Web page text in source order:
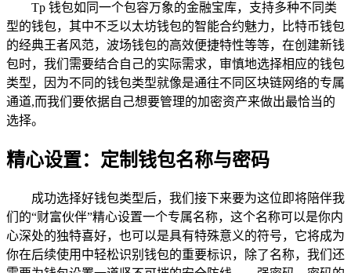
Tp 钱包如同一个包容万象的金融宝库，支持多种不同类
型的钱包，其中不乏以太坊钱包的智能合约魅力，比特币钱包
的经典王者风范，波场钱包的高效便捷特性等等，在创建新钱
包时，我们需要结合自己的实际需求，审慎地选择相应的钱包
类型，因为不同的钱包类型就像是通往不同区块链网络的专属
通道,而我们要依据自己想要管理的加密资产来做出最恰当的
选择。
精心设置：定制钱包名称与密码
成功选择好钱包类型后，我们接下来要为这位即将陪伴我
们的“财富伙伴”精心设置一个专属名称，这个名称可以是你内
心深处的独特喜好，也可以是具有特殊意义的符号，它将成为
你在后续使用中轻松识别钱包的重要标识，除了名称，我们还